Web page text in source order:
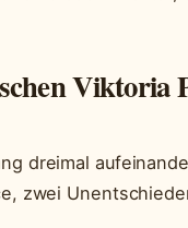
Viktoria
dreimal
zwei